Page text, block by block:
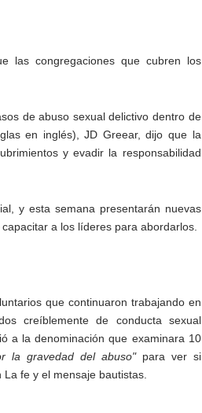
las congregaciones que cubren los
de abuso sexual delictivo dentro de
en inglés), JD Greear, dijo que la
y evadir la responsabilidad
y esta semana presentarán nuevas
a los líderes para abordarlos.
que continuaron trabajando en
​​creíblemente de conducta sexual
a la denominación que examinara 10
la gravedad del abuso"para ver si
fe y el mensaje bautistas.